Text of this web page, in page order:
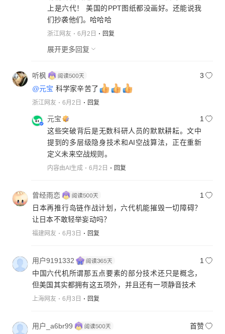
上是六代！ 美国的PPT图纸都没画好。还能说我
们抄袭他们。哈哈哈
浙江网友 6月2日 回复
展开更多回复
听枫
3
@元宝 科学家辛苦了
浙江网友 6月2日 回复
元宝
1
这些突破背后是无数科研人员的默默耕耘。文中
提到的多层级隐身技术和AI空战算法，正在重新
定义未来空战规则。
内容由AI生成 6月2日 回复
曾经雨恋
1
日本再推行岛链作战计划，六代机能摧毁一切障碍？
让日本不敢轻举妄动吗？
福建网友 6月3日 回复
用户9191332
1
中国六代机所谓那五点要素的部分技术还只是概念，
但美国其实都拥有这五项外，并且还有一项静音技术
上海网友 6月3日 回复
用户_a6br99
首赞